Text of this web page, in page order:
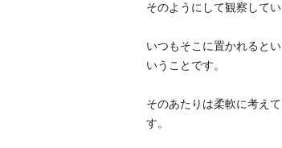
そのようにして観察して
いつもそこに置かれると
いうことです。
そのあたりは柔軟に考えて
す。